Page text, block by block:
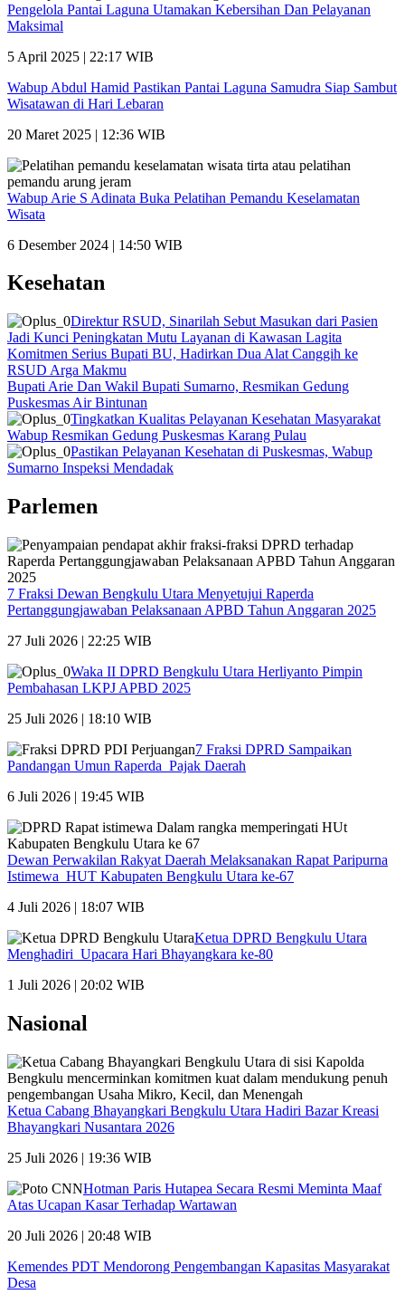
Pengelola Pantai Laguna Utamakan Kebersihan Dan Pelayanan
Maksimal
5 April 2025 | 22:17 WIB
Wabup Abdul Hamid Pastikan Pantai Laguna Samudra Siap Sambut
Wisatawan di Hari Lebaran
20 Maret 2025 | 12:36 WIB
Wabup Arie S Adinata Buka Pelatihan Pemandu Keselamatan
Wisata
6 Desember 2024 | 14:50 WIB
Kesehatan
Direktur RSUD, Sinarilah Sebut Masukan dari Pasien
Jadi Kunci Peningkatan Mutu Layanan di Kawasan Lagita
Komitmen Serius Bupati BU, Hadirkan Dua Alat Canggih ke
RSUD Arga Makmu
Bupati Arie Dan Wakil Bupati Sumarno, Resmikan Gedung
Puskesmas Air Bintunan
Tingkatkan Kualitas Pelayanan Kesehatan Masyarakat
Wabup Resmikan Gedung Puskesmas Karang Pulau
Pastikan Pelayanan Kesehatan di Puskesmas, Wabup
Sumarno Inspeksi Mendadak
Parlemen
7 Fraksi Dewan Bengkulu Utara Menyetujui Raperda
Pertanggungjawaban Pelaksanaan APBD Tahun Anggaran 2025
27 Juli 2026 | 22:25 WIB
Waka II DPRD Bengkulu Utara Herliyanto Pimpin
Pembahasan LKPJ APBD 2025
25 Juli 2026 | 18:10 WIB
7 Fraksi DPRD Sampaikan
Pandangan Umun Raperda Pajak Daerah
6 Juli 2026 | 19:45 WIB
Dewan Perwakilan Rakyat Daerah Melaksanakan Rapat Paripurna
Istimewa HUT Kabupaten Bengkulu Utara ke-67
4 Juli 2026 | 18:07 WIB
Ketua DPRD Bengkulu Utara
Menghadiri Upacara Hari Bhayangkara ke-80
1 Juli 2026 | 20:02 WIB
Nasional
Ketua Cabang Bhayangkari Bengkulu Utara Hadiri Bazar Kreasi
Bhayangkari Nusantara 2026
25 Juli 2026 | 19:36 WIB
Hotman Paris Hutapea Secara Resmi Meminta Maaf
Atas Ucapan Kasar Terhadap Wartawan
20 Juli 2026 | 20:48 WIB
Kemendes PDT Mendorong Pengembangan Kapasitas Masyarakat
Desa